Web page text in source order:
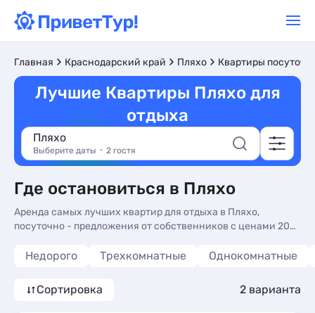
Главная Краснодарский край Пляхо Квартиры
Лучшие Квартиры Пляхо для
отдыха
Пляхо
Выберите даты 2 гостя
Где остановиться в Пляхо
Аренда самых лучших квартир для отдыха в Пляхо,
посуточно - предложения от собственников с ценами 2026
вариантов, от 3500 руб, комнаты с видом на горы,
Недорого Трехкомнатные Однокомнатные
Сортировка 2 варианта